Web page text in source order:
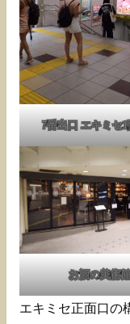
7番出口 エキミセ
お酒の美術
エキミセ正面口の